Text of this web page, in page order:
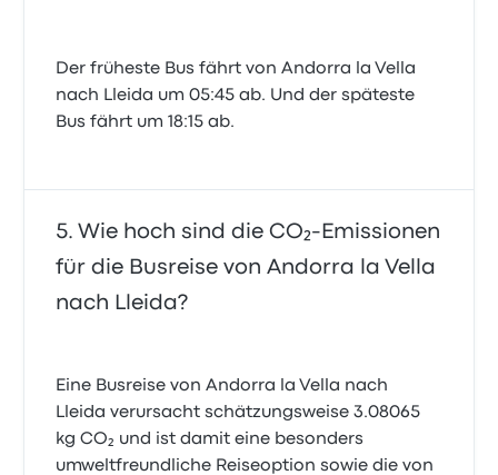
Der früheste Bus fährt von Andorra la Vella
nach Lleida um 05:45 ab. Und der späteste
Bus fährt um 18:15 ab.
Wie hoch sind die CO₂-Emissionen
für die Busreise von Andorra la Vella
nach Lleida?
Eine Busreise von Andorra la Vella nach
Lleida verursacht schätzungsweise 3.08065
kg CO₂ und ist damit eine besonders
umweltfreundliche Reiseoption sowie die von